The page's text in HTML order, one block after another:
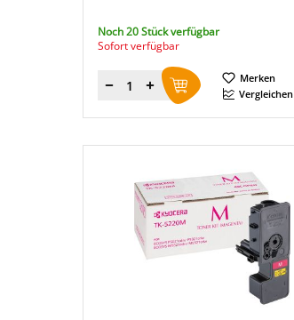
Noch 20 Stück verfügbar
Sofort verfügbar
Menge
Merken
Vergleichen